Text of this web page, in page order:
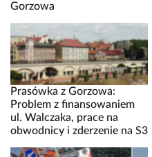
Gorzowa
Prasówka z Gorzowa:
Problem z finansowaniem
ul. Walczaka, prace na
obwodnicy i zderzenie na S3